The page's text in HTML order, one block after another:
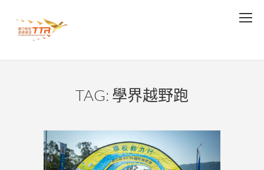
TAG: 學界越野跑